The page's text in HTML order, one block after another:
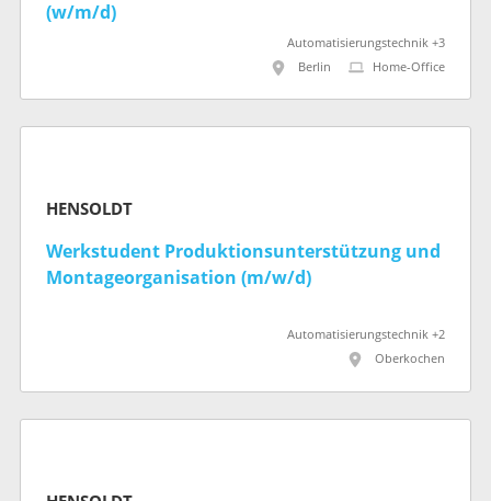
(w/m/d)
Automatisierungstechnik +3
Berlin
Home-Office
HENSOLDT
Werkstudent Produktionsunterstützung und
Montageorganisation (m/w/d)
Automatisierungstechnik +2
Oberkochen